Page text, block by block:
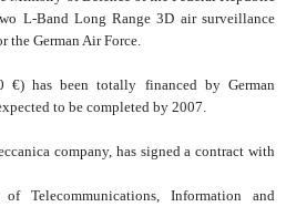
L-Band Long Range 3D air surveillance
German Air Force.
€) has been totally financed by German
to be completed by 2007.
company, has signed a contract with
Telecommunications, Information and